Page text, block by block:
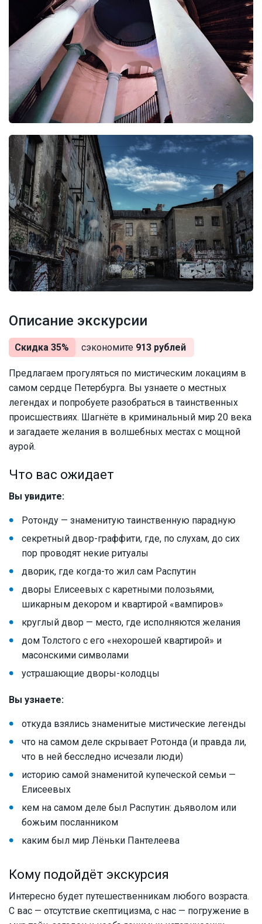
Описание экскурсии
Скидка 35% сэкономите 913 рублей
Предлагаем прогуляться по мистическим локациям в
самом сердце Петербурга. Вы узнаете о местных
легендах и попробуете разобраться в таинственных
происшествиях. Шагнёте в криминальный мир 20 века
и загадаете желания в волшебных местах с мощной
аурой.
Что вас ожидает
Вы увидите:
Ротонду — знаменитую таинственную парадную
секретный двор-граффити, где, по слухам, до сих
пор проводят некие ритуалы
дворик, где когда-то жил сам Распутин
дворы Елисеевых с каретными полозьями,
шикарным декором и квартирой «вампиров»
круглый двор — место, где исполняются желания
дом Толстого с его «нехорошей квартирой» и
масонскими символами
устрашающие дворы-колодцы
Вы узнаете:
откуда взялись знаменитые мистические легенды
что на самом деле скрывает Ротонда (и правда ли,
что в ней бесследно исчезали люди)
историю самой знаменитой купеческой семьи —
Елисеевых
кем на самом деле был Распутин: дьяволом или
божьим посланником
каким был мир Лёньки Пантелеева
Кому подойдёт экскурсия
Интересно будет путешественникам любого возраста.
С вас — отсутствие скептицизма, с нас — погружение в